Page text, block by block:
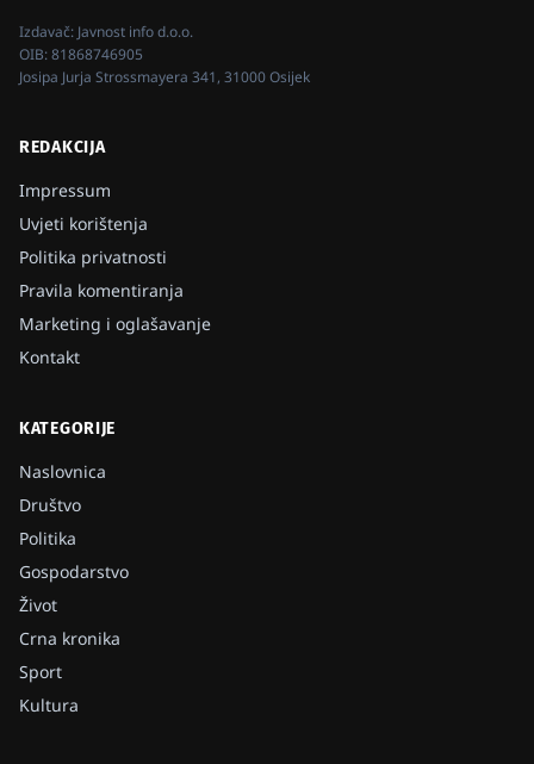
Izdavač: Javnost info d.o.o.
OIB:81868746905
Josipa Jurja Strossmayera 341, 31000 Osijek
REDAKCIJA
Impressum
Uvjeti korištenja
Politika privatnosti
Pravila komentiranja
Marketing i oglašavanje
Kontakt
KATEGORIJE
Naslovnica
Društvo
Politika
Gospodarstvo
Život
Crna kronika
Sport
Kultura